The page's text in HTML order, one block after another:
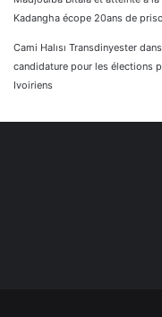
Kadangha écope 20ans de
Cami Halısı Transdinyester dans
candidature pour les élections
Ivoiriens